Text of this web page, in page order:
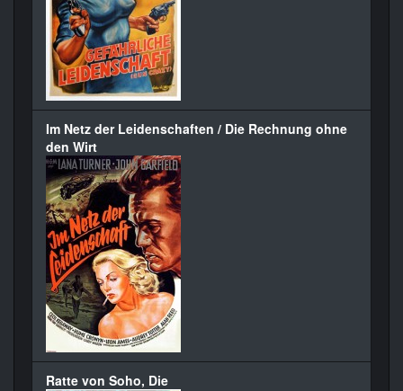
Im Netz der Leidenschaften / Die Rechnung ohne
den Wirt
Ratte von Soho, Die